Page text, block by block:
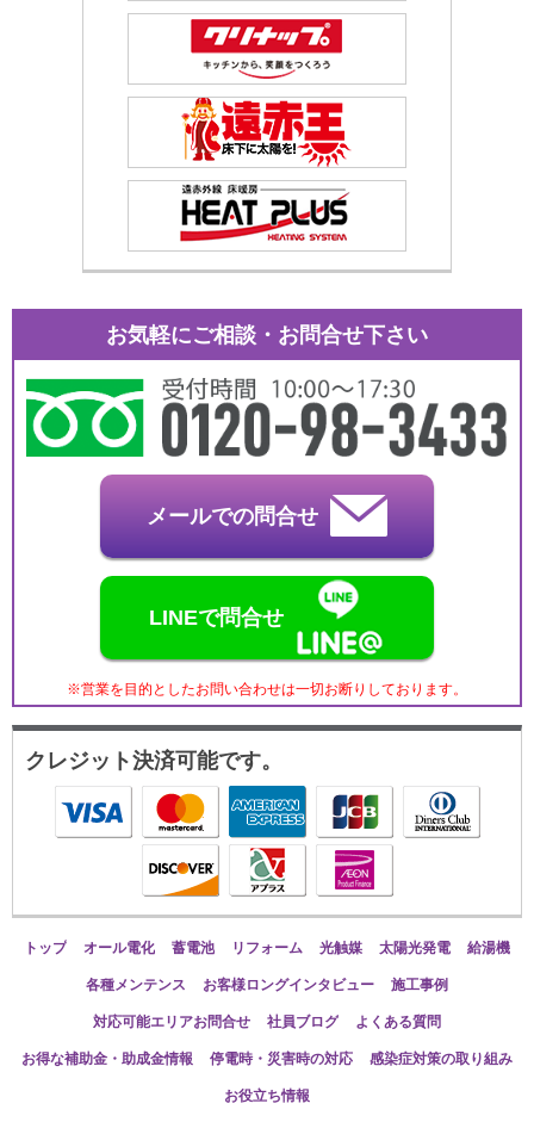
お気軽にご相談・お問合せ下さい
メールでの問合せ
LINEで問合せ
※営業を目的としたお問い合わせは一切お断りしております。
クレジット決済可能です。
トップ オール電化 蓄電池 リフォーム 光触媒 太陽光発電 給湯機
各種メンテンス お客様ロングインタビュー 施工事例
対応可能エリアお問合せ 社員ブログ よくある質問
お得な補助金・助成金情報 停電時・災害時の対応 感染症対策の取り組み
お役立ち情報